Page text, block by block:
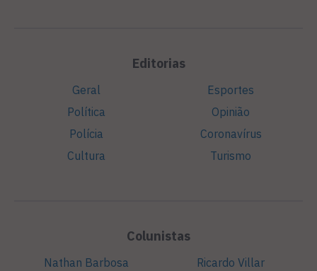
Editorias
Geral
Política
Polícia
Cultura
Esportes
Opinião
Coronavírus
Turismo
Colunistas
Nathan Barbosa
Ricardo Villar